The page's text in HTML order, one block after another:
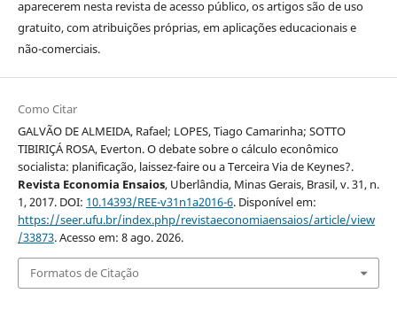
aparecerem nesta revista de acesso público, os artigos são de uso
gratuito, com atribuições próprias, em aplicações educacionais e
não-comerciais.
Como Citar
GALVÃO DE ALMEIDA, Rafael; LOPES, Tiago Camarinha; SOTTO
TIBIRIÇÁ ROSA, Everton. O debate sobre o cálculo econômico
socialista: planificação, laissez-faire ou a Terceira Via de Keynes?.
Revista Economia Ensaios, Uberlândia, Minas Gerais, Brasil, v. 31, n.
1, 2017. DOI: 10.14393/REE-v31n1a2016-6. Disponível em:
https://seer.ufu.br/index.php/revistaeconomiaensaios/article/view
/33873. Acesso em: 8 ago. 2026.
Formatos de Citação